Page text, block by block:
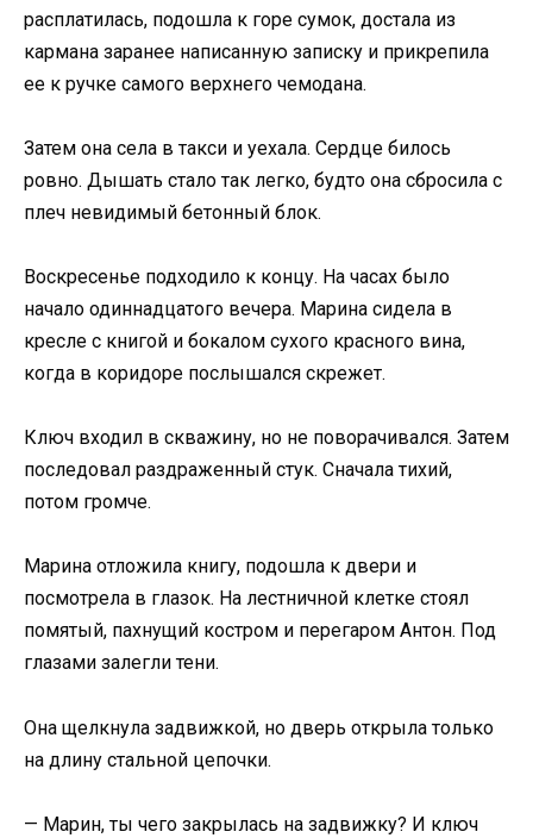
расплатилась, подошла к горе сумок, достала из
кармана заранее написанную записку и прикрепила
ее к ручке самого верхнего чемодана.
Затем она села в такси и уехала. Сердце билось
ровно. Дышать стало так легко, будто она сбросила с
плеч невидимый бетонный блок.
Воскресенье подходило к концу. На часах было
начало одиннадцатого вечера. Марина сидела в
кресле с книгой и бокалом сухого красного вина,
когда в коридоре послышался скрежет.
Ключ входил в скважину, но не поворачивался. Затем
последовал раздраженный стук. Сначала тихий,
потом громче.
Марина отложила книгу, подошла к двери и
посмотрела в глазок. На лестничной клетке стоял
помятый, пахнущий костром и перегаром Антон. Под
глазами залегли тени.
Она щелкнула задвижкой, но дверь открыла только
на длину стальной цепочки.
— Марин, ты чего закрылась на задвижку? И ключ